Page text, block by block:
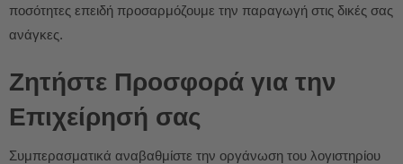
ποσότητες επειδή προσαρμόζουμε την παραγωγή στις δικές σας
ανάγκες.
Ζητήστε Προσφορά για την
Επιχείρησή σας
Συμπερασματικά αναβαθμίστε την οργάνωση του λογιστηρίου